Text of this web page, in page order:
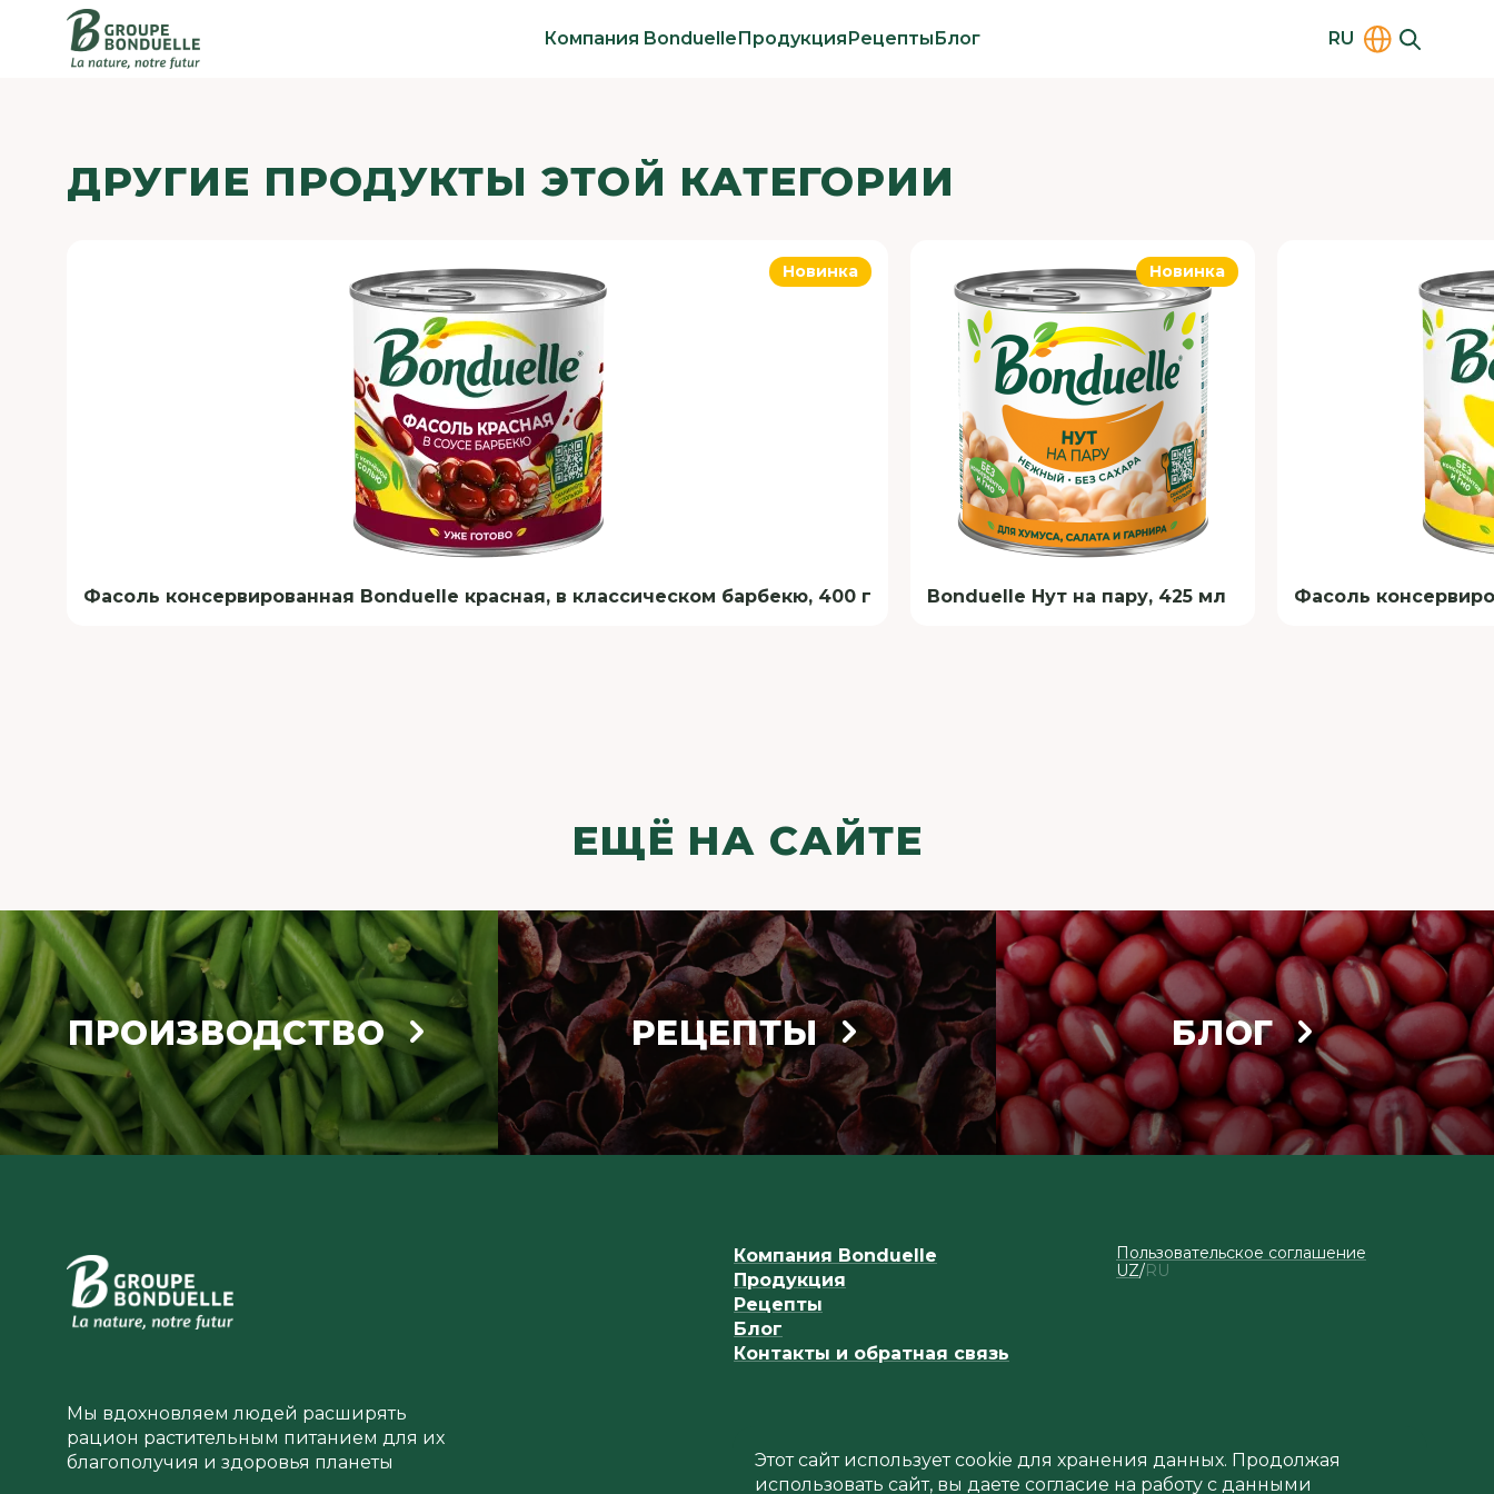
Компания BonduelleПродукцияРецептыБлог RU
ДРУГИЕ ПРОДУКТЫ ЭТОЙ КАТЕГОРИИ
Новинка
Фасоль консервированная Bonduelle красная, в классическом барбекю, 400 г
Новинка
Bonduelle Нут на пару, 425 мл Фасоль
ЕЩЁ НА САЙТЕ
ПРОИЗВОДСТВО РЕЦЕПТЫ БЛОГ
Мы вдохновляем людей расширять
рацион растительным питанием для их
благополучия и здоровья планеты
Компания Bonduelle
Продукция
Рецепты
Блог
Контакты и обратная связь
Пользовательское соглашение
UZ RU
Этот сайт использует cookie для хранения данных. Продолжая
использовать сайт, вы даете согласие на работу с данными